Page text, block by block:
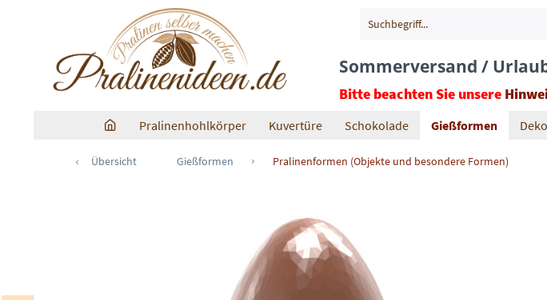
Sommerversand /
Bitte beachten Sie unsere
Pralinenhohlkörper Kuvertüre Schokolade Gießformen
Übersicht Gießformen Pralinenformen (Objekte und besondere Formen)